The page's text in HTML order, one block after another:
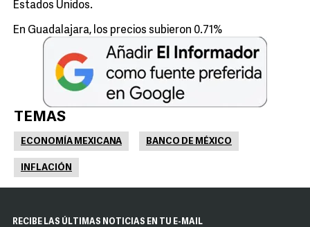
Estados Unidos.
En Guadalajara, los precios subieron 0.71%
TEMAS
ECONOMÍA MEXICANA BANCO DE MÉXICO
INFLACIÓN
RECIBE LAS ÚLTIMAS NOTICIAS EN TU E-MAIL